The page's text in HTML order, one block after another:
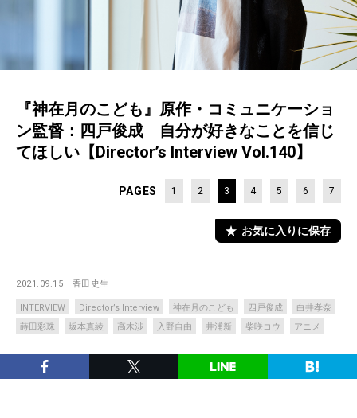
『神在月のこども』原作・コミュニケーショ
ン監督：四戸俊成 自分が好きなことを信じ
てほしい【Director’s Interview Vol.140】
PAGES 1 2 3 4 5 6 7
お気に入りに保存
2021.09.15 香田史生
INTERVIEW Director’s Interview 神在月のこども 四戸俊成
白井孝奈
蒔田彩珠
坂本真綾 高木渉 入野自由 井浦新 柴咲コウ アニメ